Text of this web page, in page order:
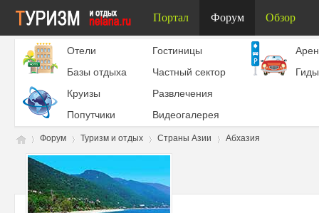
Портал Форум Обзор
Отели
Гостиницы
Базы отдыха
Частный сектор
Гиды
Круизы
Развлечения
Попутчики
Видеогалерея
»
Форум
›
Туризм и отдых
›
Страны Азии Абхазия